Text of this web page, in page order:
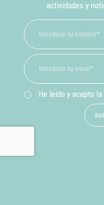
actividades y
He leído y acepto la